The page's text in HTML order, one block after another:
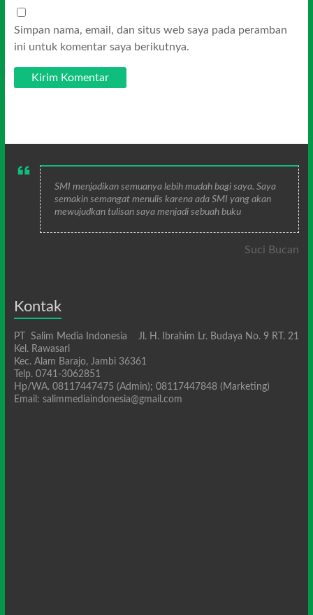
Simpan nama, email, dan situs web saya pada peramban
ini untuk komentar saya berikutnya.
SMI menjadikan semuanya lebih mudah bagi saya. Saya
semakin semangat menulis karena ada SMI yang akan
mewujudkan tulisan saya menjadi sebuah buku
Suci Bucan
Kontak
PT Salim Media Indonesia Jl. H. Ibrahim Lr. Budaya No. 9 RT. 21
Kel. Rawasari
Kec. Alam Barajo, Jambi 36361
Telp. 0741-3062851
Hp/WA. 08117447475 (Admin); 08117447848 (Marketing)
Email: salimmediaindonesia@gmail.com